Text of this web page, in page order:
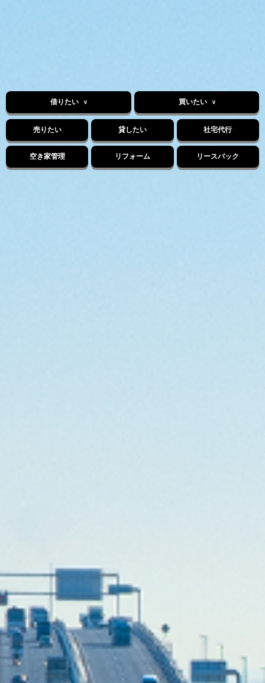
借りたい 買いたい
売りたい 貸したい 社宅代行
空き家管理 リフォーム リースバック